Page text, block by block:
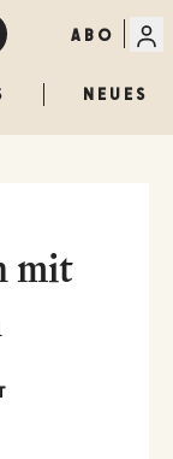
ABO
NEUES
mit